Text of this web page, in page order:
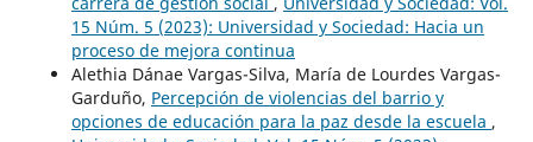
15 Núm. 5 (2023): Universidad y Sociedad: Hacia un
proceso de mejora continua
Alethia Dánae Vargas-Silva, María de Lourdes Vargas-
Garduño, Percepción de violencias del barrio y
opciones de educación para la paz desde la escuela ,